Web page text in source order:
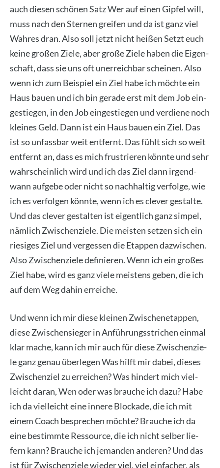
auch die­sen schö­nen Satz Wer auf einen Gip­fel will,
muss nach den Ster­nen grei­fen und da ist ganz viel
Wah­res dran. Also soll jetzt nicht hei­ßen Setzt euch
kei­ne gro­ßen Zie­le, aber gro­ße Zie­le haben die Eigen­
schaft, dass sie uns oft uner­reich­bar schei­nen. Also
wenn ich zum Bei­spiel ein Ziel habe ich möch­te ein
Haus bau­en und ich bin gera­de erst mit dem Job ein­
ge­stie­gen, in den Job ein­ge­stie­gen und ver­die­ne noch
klei­nes Geld. Dann ist ein Haus bau­en ein Ziel. Das
ist so unfass­bar weit ent­fernt. Das fühlt sich so weit
ent­fernt an, dass es mich frus­trie­ren könn­te und sehr
wahr­schein­lich wird und ich das Ziel dann irgend­
wann auf­ge­be oder nicht so nach­hal­tig ver­fol­ge, wie
ich es ver­fol­gen könn­te, wenn ich es cle­ver gestal­te.
Und das cle­ver gestal­ten ist eigent­lich ganz sim­pel,
näm­lich Zwi­schen­zie­le. Die meis­ten set­zen sich ein
rie­si­ges Ziel und ver­ges­sen die Etap­pen dazwi­schen.
Also Zwi­schen­zie­le defi­nie­ren. Wenn ich ein gro­ßes
Ziel habe, wird es ganz vie­le meis­tens geben, die ich
auf dem Weg dahin errei­che.
Und wenn ich mir die­se klei­nen Zwi­schen­etap­pen,
die­se Zwi­schen­sie­ger in Anfüh­rungs­stri­chen ein­mal
klar mache, kann ich mir auch für die­se Zwi­schen­zie­
le ganz genau über­le­gen Was hilft mir dabei, die­ses
Zwi­schen­ziel zu errei­chen? Was hin­dert mich viel­
leicht dar­an, Wen oder was brau­che ich dazu? Habe
ich da viel­leicht eine inne­re Blo­cka­de, die ich mit
einem Coach bespre­chen möch­te? Brau­che ich da
eine bestimm­te Res­sour­ce, die ich nicht sel­ber lie­
fern kann? Brau­che ich jeman­den ande­ren? Und das
ist für Zwi­schen­zie­le wie­der viel, viel ein­fa­cher, als